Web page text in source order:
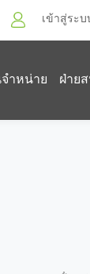
เข้าสู่ระบ
ำหน่าย ฝ่าย